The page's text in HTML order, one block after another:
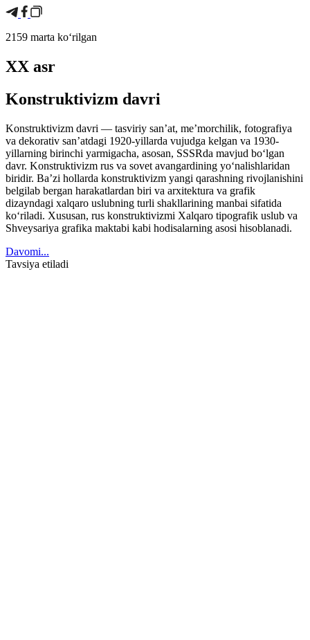
2159 marta koʻrilgan
XX asr
Konstruktivizm davri
Konstruktivizm davri — tasviriy sanʼat, meʼmorchilik, fotografiya
va dekorativ sanʼatdagi 1920-yillarda vujudga kelgan va 1930-
yillarning birinchi yarmigacha, asosan, SSSRda mavjud boʻlgan
davr. Konstruktivizm rus va sovet avangardining yoʻnalishlaridan
biridir. Baʼzi hollarda konstruktivizm yangi qarashning rivojlanishini
belgilab bergan harakatlardan biri va arxitektura va grafik
dizayndagi xalqaro uslubning turli shakllarining manbai sifatida
koʻriladi. Xususan, rus konstruktivizmi Xalqaro tipografik uslub va
Shveysariya grafika maktabi kabi hodisalarning asosi hisoblanadi.
Davomi...
Tavsiya etiladi